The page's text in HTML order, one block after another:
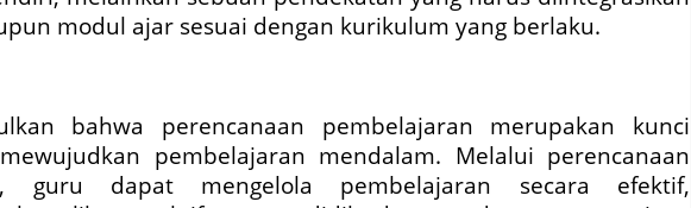
modul ajar sesuai dengan kurikulum yang berlaku.
bahwa perencanaan pembelajaran merupakan kunci
pembelajaran mendalam. Melalui perencanaan
guru dapat mengelola pembelajaran secara efektif,